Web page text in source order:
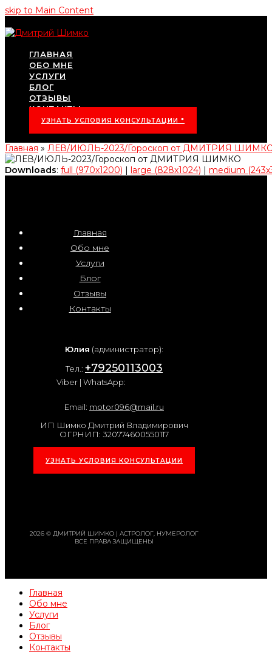
skip to Main Content
ГЛАВНАЯ
ОБО МНЕ
УСЛУГИ
БЛОГ
ОТЗЫВЫ
КОНТАКТЫ
УЗНАТЬ УСЛОВИЯ КОНСУЛЬТАЦИИ *
Главная » ЛЕВ/ИЮЛЬ-2023/Гороскоп от ДМИТРИЯ
Downloads: full (970x1200) | large (828x1024) | medium
Главная
Обо мне
Услуги
Блог
Отзывы
Контакты
Юлия (администратор):
Тел.: +79250113003
Viber | WhatsApp:
Email: motor096@mail.ru
ИП Шимко Дмитрий Владимирович
ОГРНИП: 320774600550117
УЗНАТЬ УСЛОВИЯ КОНСУЛЬТАЦИИ
2026 © ДМИТРИЙ ШИМКО | АСТРОЛОГ, НУМЕРОЛОГ
ВСЕ ПРАВА ЗАЩИЩЕНЫ
Главная
Обо мне
Услуги
Блог
Отзывы
Контакты